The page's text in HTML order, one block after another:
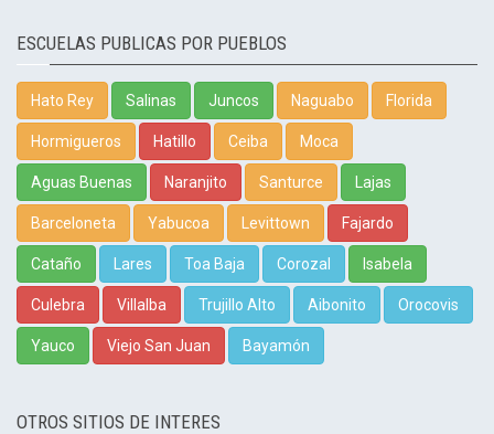
ESCUELAS PUBLICAS POR PUEBLOS
Hato Rey Salinas Juncos Naguabo Florida
Hormigueros Hatillo Ceiba Moca
Aguas Buenas Naranjito Santurce Lajas
Barceloneta Yabucoa Levittown Fajardo
Cataño Lares Toa Baja Corozal Isabela
Culebra Villalba Trujillo Alto Aibonito Orocovis
Yauco Viejo San Juan Bayamón
OTROS SITIOS DE INTERES